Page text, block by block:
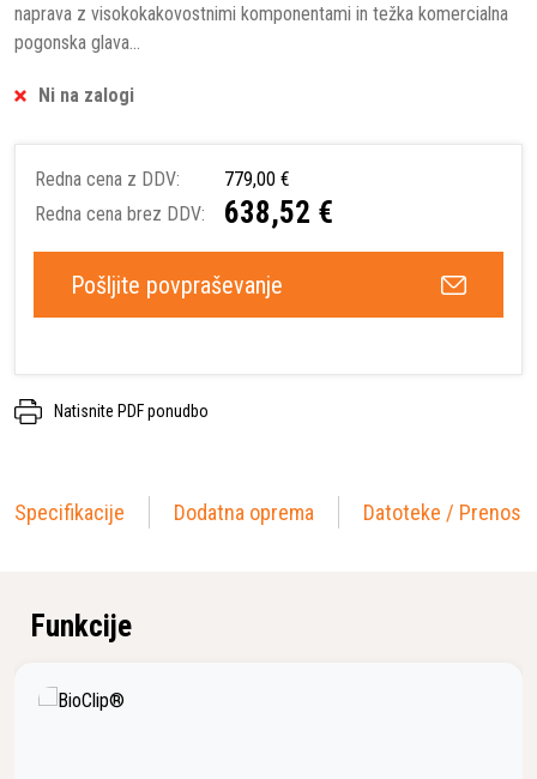
naprava z visokokakovostnimi komponentami in težka komercialna
pogonska glava...
Ni na zalogi
Redna cena z DDV:
779,00 €
Redna cena brez DDV:
638,52 €
Pošljite povpraševanje
Natisnite PDF ponudbo
Specifikacije Dodatna oprema Datoteke / Prenosi
Funkcije